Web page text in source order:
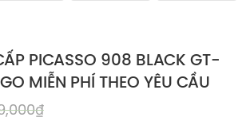
PICASSO 908 BLACK GT-
MIỄN PHÍ THEO YÊU CẦU
₫